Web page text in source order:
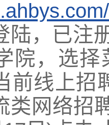
陆，已注
院，选
前线上招
类网络招